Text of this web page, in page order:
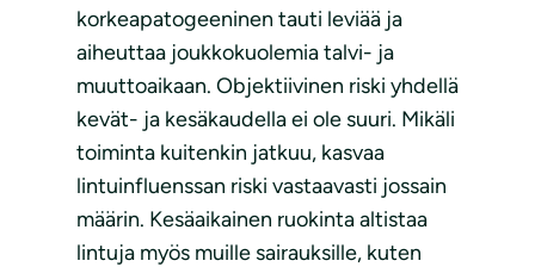
korkeapatogeeninen tauti leviää ja
aiheuttaa joukkokuolemia talvi- ja
muuttoaikaan. Objektiivinen riski yhdellä
kevät- ja kesäkaudella ei ole suuri. Mikäli
toiminta kuitenkin jatkuu, kasvaa
lintuinfluenssan riski vastaavasti jossain
määrin. Kesäaikainen ruokinta altistaa
lintuja myös muille sairauksille, kuten